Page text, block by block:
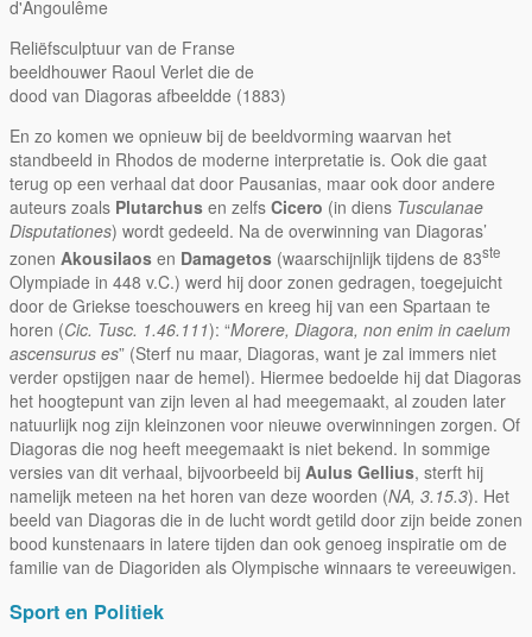
d'Angoulême
Reliëfsculptuur van de Franse
beeldhouwer Raoul Verlet die de
dood van Diagoras afbeeldde (1883)
En zo komen we opnieuw bij de beeldvorming waarvan het
standbeeld in Rhodos de moderne interpretatie is. Ook die gaat
terug op een verhaal dat door Pausanias, maar ook door andere
auteurs zoals Plutarchus en zelfs Cicero (in diens Tusculanae
Disputationes) wordt gedeeld. Na de overwinning van Diagoras’
zonen Akousilaos en Damagetos (waarschijnlijk tijdens de 83ste
Olympiade in 448 v.C.) werd hij door zonen gedragen, toegejuicht
door de Griekse toeschouwers en kreeg hij van een Spartaan te
horen (Cic. Tusc. 1.46.111): “Morere, Diagora, non enim in caelum
ascensurus es” (Sterf nu maar, Diagoras, want je zal immers niet
verder opstijgen naar de hemel). Hiermee bedoelde hij dat Diagoras
het hoogtepunt van zijn leven al had meegemaakt, al zouden later
natuurlijk nog zijn kleinzonen voor nieuwe overwinningen zorgen. Of
Diagoras die nog heeft meegemaakt is niet bekend. In sommige
versies van dit verhaal, bijvoorbeeld bij Aulus Gellius, sterft hij
namelijk meteen na het horen van deze woorden (NA, 3.15.3). Het
beeld van Diagoras die in de lucht wordt getild door zijn beide zonen
bood kunstenaars in latere tijden dan ook genoeg inspiratie om de
familie van de Diagoriden als Olympische winnaars te vereeuwigen.
Sport en Politiek